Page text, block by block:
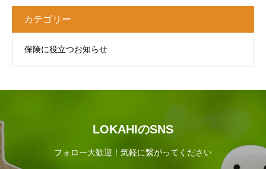
カテゴリー
保険に役立つお知らせ
LOKAHIのSNS
フォロー大歓迎！気軽に繋がってください